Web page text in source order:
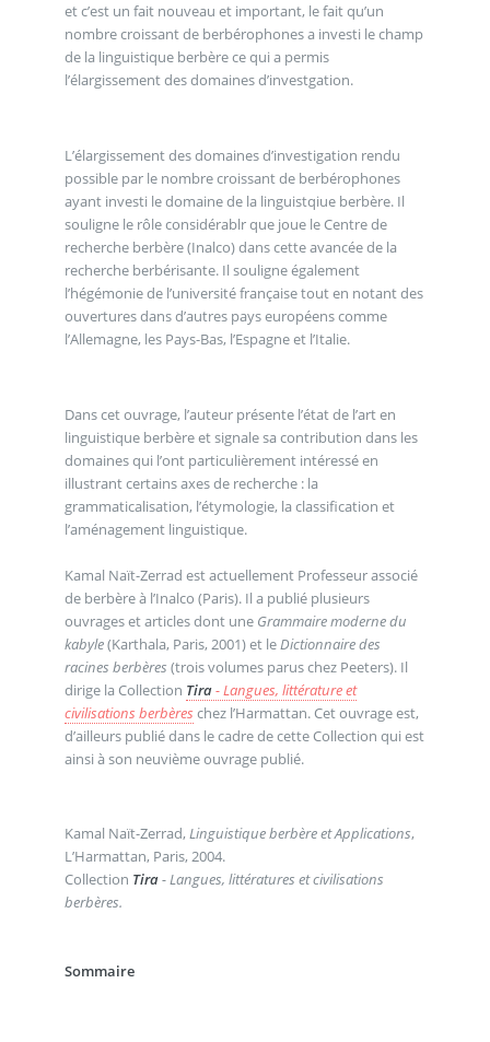
et c’est un fait nouveau et important, le fait qu’un
nombre croissant de berbérophones a investi le champ
de la linguistique berbère ce qui a permis
l’élargissement des domaines d’investgation.
L’élargissement des domaines d’investigation rendu
possible par le nombre croissant de berbérophones
ayant investi le domaine de la linguistqiue berbère. Il
souligne le rôle considérablr que joue le Centre de
recherche berbère (Inalco) dans cette avancée de la
recherche berbérisante. Il souligne également
l’hégémonie de l’université française tout en notant des
ouvertures dans d’autres pays européens comme
l’Allemagne, les Pays-Bas, l’Espagne et l’Italie.
Dans cet ouvrage, l’auteur présente l’état de l’art en
linguistique berbère et signale sa contribution dans les
domaines qui l’ont particulièrement intéressé en
illustrant certains axes de recherche : la
grammaticalisation, l’étymologie, la classification et
l’aménagement linguistique.
Kamal Naït-Zerrad est actuellement Professeur associé
de berbère à l’Inalco (Paris). Il a publié plusieurs
ouvrages et articles dont une Grammaire moderne du
kabyle(Karthala, Paris, 2001) et leDictionnaire des
racines berbères (trois volumes parus chez Peeters). Il
dirige la Collection Tira- Langues, littérature et
civilisations berbères chez l’Harmattan. Cet ouvrage est,
d’ailleurs publié dans le cadre de cette Collection qui est
ainsi à son neuvième ouvrage publié.
Kamal Naït-Zerrad, Linguistique berbère et Applications,
L’Harmattan, Paris, 2004.
Collection Tira- Langues, littératures et civilisations
berbères.
Sommaire